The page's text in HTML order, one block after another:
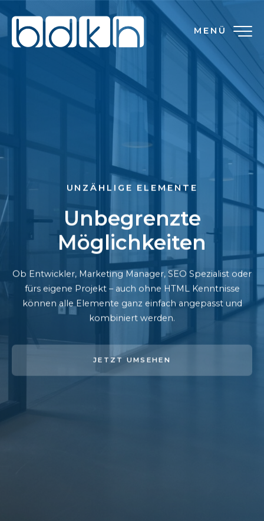
MENÜ
UNZÄHLIGE ELEMENTE
Unbegrenzte
Möglichkeiten
Ob Entwickler, Marketing Manager, SEO Spezialist oder
fürs eigene Projekt – auch ohne HTML Kenntnisse
können alle Elemente ganz einfach angepasst und
kombiniert werden.
JETZT UMSEHEN